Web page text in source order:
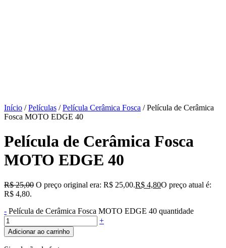
Início /Películas /Película Cerâmica Fosca / Película de Cerâmica
Fosca MOTO EDGE 40
Película de Cerâmica Fosca
MOTO EDGE 40
R$25,00 O preço original era: R$ 25,00.R$ 4,80O preço atual é:
R$ 4,80.
- Película de Cerâmica Fosca MOTO EDGE 40 quantidade
+
Adicionar ao carrinho